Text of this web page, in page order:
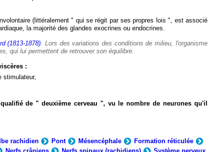
(littéralement " qui se régit par ses propres lois ", est associé
la majorité des glandes exocrines ou endocrines.
(1813-1878). Lors des variations des conditions de milieu, l'organisme
qui lui permettent de retrouver son équilibre.
:
stimulateur,
de " deuxième cerveau ", vu le nombre de neurones qu'il
rachidien Pont Mésencéphale
Formation réticulée